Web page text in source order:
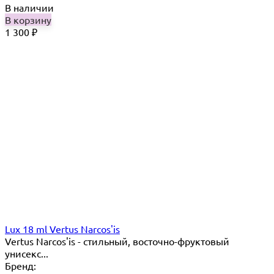
В наличии
В корзину
1 300 ₽
Lux 18 ml Vertus Narcos'is
Vertus Narcos'is - стильный, восточно-фруктовый
унисекс...
Бренд: